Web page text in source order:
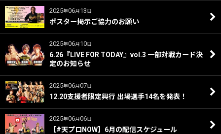
2025年06月 13 日
ポスター掲示ご協力のお願い
2025年06月 10日
6.26『LIVE FOR TODAY』vol.3 一部対戦カード決
定のお知らせ
2025年06月07日
12.20支援者限定興行 出場選手14名を発表！
2025年06月06日
【#天プロNOW】6月の配信スケジュール